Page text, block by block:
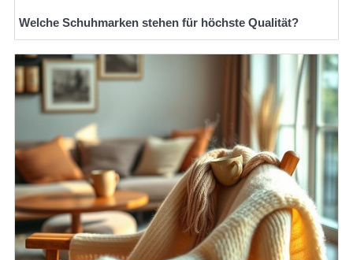
Welche Schuhmarken stehen für höchste Qualität?